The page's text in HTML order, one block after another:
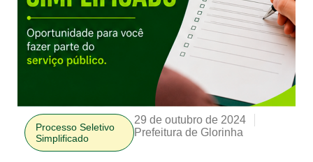
Processo Seletivo
Simplificado
29 de outubro de 2024
Prefeitura de Glorinha